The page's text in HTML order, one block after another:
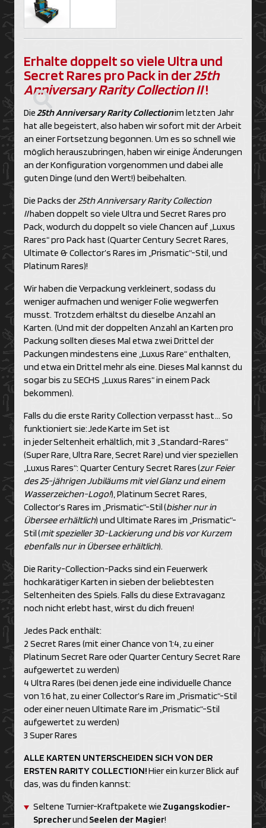
Erhalte doppelt so viele Ultra und
Secret Rares pro Pack in der25th
Anniversary Rarity Collection II!
Die25th Anniversary Rarity Collectionim letzten Jahr
hat alle begeistert, also haben wir sofort mit der Arbeit
an einer Fortsetzung begonnen. Um es so schnell wie
möglich herauszubringen, haben wir einige Änderungen
an der Konfiguration vorgenommen und dabei alle
guten Dinge (und den Wert!) beibehalten.
Die Packs der25th Anniversary Rarity Collection
IIhaben doppelt so viele Ultra und Secret Rares pro
Pack, wodurch du doppelt so viele Chancen auf „Luxus
Rares“ pro Pack hast (Quarter Century Secret Rares,
Ultimate & Collector’s Rares im „Prismatic“-Stil, und
Platinum Rares)!
Wir haben die Verpackung verkleinert, sodass du
weniger aufmachen und weniger Folie wegwerfen
musst. Trotzdem erhältst du dieselbe Anzahl an
Karten. (Und mit der doppelten Anzahl an Karten pro
Packung sollten dieses Mal etwa zwei Drittel der
Packungen mindestens eine „Luxus Rare“ enthalten,
und etwa ein Drittel mehr als eine. Dieses Mal kannst du
sogar bis zu SECHS „Luxus Rares“ in einem Pack
bekommen).
Falls du die erste Rarity Collection verpasst hast … So
funktioniert sie: Jede Karte im Set ist
in jeder Seltenheit erhältlich, mit 3 „Standard-Rares“
(Super Rare, Ultra Rare, Secret Rare) und vier speziellen
„Luxus Rares“: Quarter Century Secret Rares (zur Feier
des 25-jährigen Jubiläums mit viel Glanz und einem
Wasserzeichen-Logo!), Platinum Secret Rares,
Collector’s Rares im „Prismatic“-Stil (bisher nur in
Übersee erhältlich) und Ultimate Rares im „Prismatic“-
Stil (mit spezieller 3D-Lackierung und bis vor Kurzem
ebenfalls nur in Übersee erhältlich).
Die Rarity-Collection-Packs sind ein Feuerwerk
hochkarätiger Karten in sieben der beliebtesten
Seltenheiten des Spiels. Falls du diese Extravaganz
noch nicht erlebt hast, wirst du dich freuen!
Jedes Pack enthält:
2 Secret Rares (mit einer Chance von 1:4, zu einer
Platinum Secret Rare oder Quarter Century Secret Rare
aufgewertet zu werden)
4 Ultra Rares (bei denen jede eine individuelle Chance
von 1:6 hat, zu einer Collector’s Rare im „Prismatic“-Stil
oder einer neuen Ultimate Rare im „Prismatic“-Stil
aufgewertet zu werden)
3 Super Rares
ALLE KARTEN UNTERSCHEIDEN SICH VON DER
ERSTEN RARITY COLLECTION!Hier ein kurzer Blick auf
das, was du finden kannst:
Seltene Turnier-Kraftpakete wie Zugangskodier-
Sprecherund Seelen der Magier!